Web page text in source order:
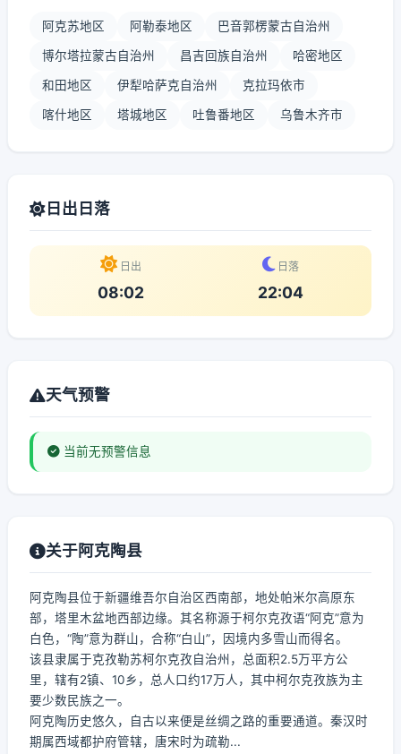
阿克苏地区 阿勒泰地区 巴音郭楞蒙古自治州
博尔塔拉蒙古自治州 昌吉回族自治州 哈密地区
和田地区 伊犁哈萨克自治州 克拉玛依市
喀什地区 塔城地区 吐鲁番地区 乌鲁木齐市
日出日落
日出
08:02
日落
22:04
天气预警
当前无预警信息
关于阿克陶县
阿克陶县位于新疆维吾尔自治区西南部，地处帕米尔高原东
部，塔里木盆地西部边缘。其名称源于柯尔克孜语“阿克”意为
白色，“陶”意为群山，合称“白山”，因境内多雪山而得名。
该县隶属于克孜勒苏柯尔克孜自治州，总面积2.5万平方公
里，辖有2镇、10乡，总人口约17万人，其中柯尔克孜族为主
要少数民族之一。
阿克陶历史悠久，自古以来便是丝绸之路的重要通道。秦汉时
期属西域都护府管辖，唐宋时为疏勒...